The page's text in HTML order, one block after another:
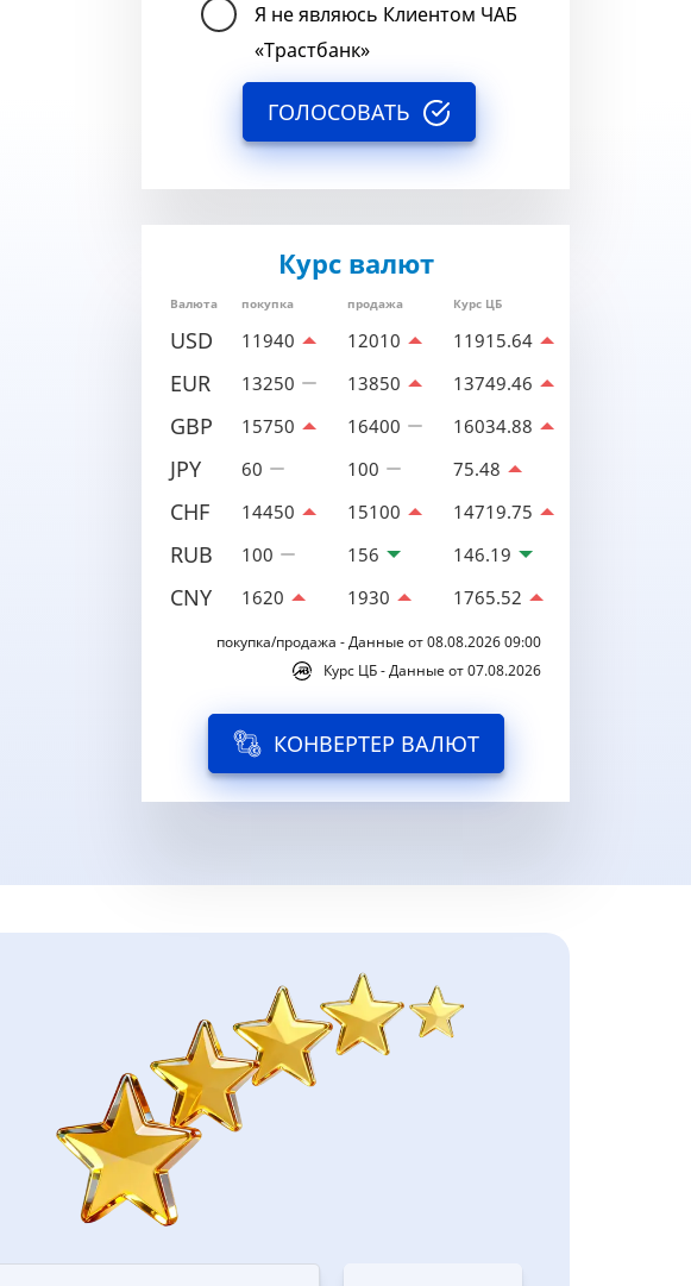
Я не являюсь Клиентом ЧАБ
«Трастбанк»
ГОЛОСОВАТЬ
Курс валют
Валюта покупка продажа Курс ЦБ
USD 11940 12010 11915.64
EUR 13250 13850 13749.46
GBP 15750 16400 16034.88
JPY 60 100 75.48
CHF 14450 15100 14719.75
RUB 100 156 146.19
CNY 1620 1930 1765.52
покупка/продажа - Данные от 08.08.2026 09:00
Курс ЦБ - Данные от 07.08.2026
КОНВЕРТЕР ВАЛЮТ